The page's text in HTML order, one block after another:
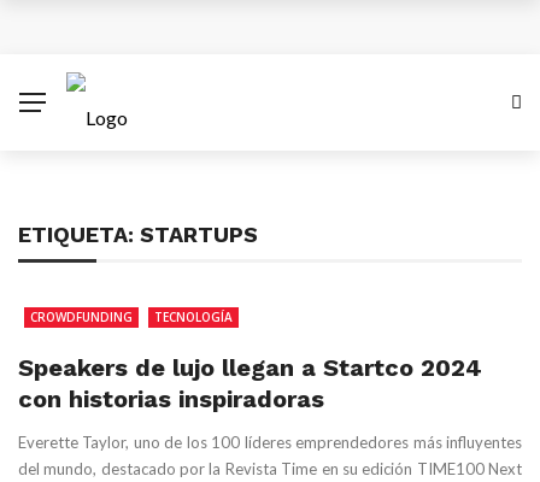
el 2026?
Antes del 8 de diciembre se superará emergencia
Las empresas colombianas pueden disparar sus
de Ébano y Azúcar en la Literatura Global
ETIQUETA: STARTUPS
CROWDFUNDING TECNOLOGÍA
Speakers de lujo llegan a Startco 2024
con historias inspiradoras
Everette Taylor, uno de los 100 líderes emprendedores más influyentes
del mundo, destacado por la Revista Time en su edición TIME100 Next